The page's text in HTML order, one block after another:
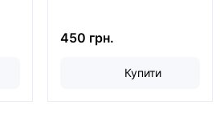
450 грн.
Купити